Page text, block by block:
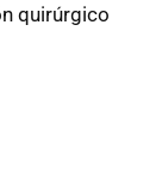
quirúrgico